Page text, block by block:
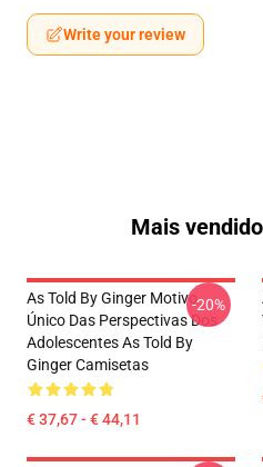
Write your review
Mais
As Told By Ginger Motivo
Único Das Perspectivas Dos
Adolescentes As Told By
Ginger Camisetas
€ 37,67 - € 44,11
-20%